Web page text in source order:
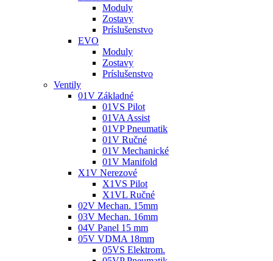
Moduly
Zostavy
Príslušenstvo
EVO
Moduly
Zostavy
Príslušenstvo
Ventily
01V Základné
01VS Pilot
01VA Assist
01VP Pneumatik
01V Ručné
01V Mechanické
01V Manifold
X1V Nerezové
X1VS Pilot
X1VL Ručné
02V Mechan. 15mm
03V Mechan. 16mm
04V Panel 15 mm
05V VDMA 18mm
05VS Elektrom.